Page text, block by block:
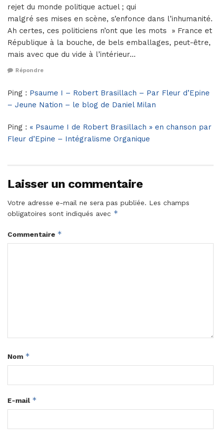
rejet du monde politique actuel ; qui
malgré ses mises en scène, s’enfonce dans l’inhumanité.
Ah certes, ces politiciens n’ont que les mots » France et
République à la bouche, de bels emballages, peut-être,
mais avec que du vide à l’intérieur…
Répondre
Ping : Psaume I – Robert Brasillach – Par Fleur d’Epine
– Jeune Nation – le blog de Daniel Milan
Ping : « Psaume I de Robert Brasillach » en chanson par
Fleur d’Epine – Intégralisme Organique
Laisser un commentaire
Votre adresse e-mail ne sera pas publiée. Les champs
obligatoires sont indiqués avec *
Commentaire *
Nom *
E-mail *